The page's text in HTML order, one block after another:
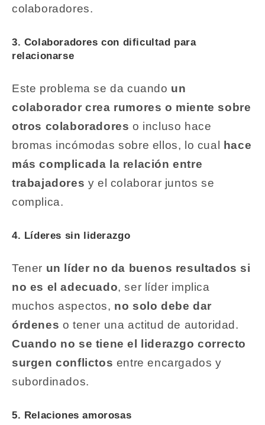
colaboradores.
3. Colaboradores con dificultad para
relacionarse
Este problema se da cuando un
colaborador crea rumores o miente sobre
otros colaboradores o incluso hace
bromas incómodas sobre ellos, lo cual
hace
más complicada la relación entre
trabajadores y el colaborar juntos se
complica.
4. Líderes sin liderazgo
Tener un líder no da buenos resultados si
no es el adecuado, ser líder implica
muchos aspectos, no solo debe dar
órdenes o tener una actitud de autoridad.
Cuando no se tiene el liderazgo correcto
surgen conflictos entre encargados y
subordinados.
5. Relaciones amorosas